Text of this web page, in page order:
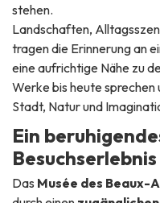
stehen.
Landschaften,
tragen die Erinnerung an
eine aufrichtige Nähe zu
Werke bis heute sprechen
Stadt, Natur und
Ein
Besuchserlebnis
Das Musée des Beaux-